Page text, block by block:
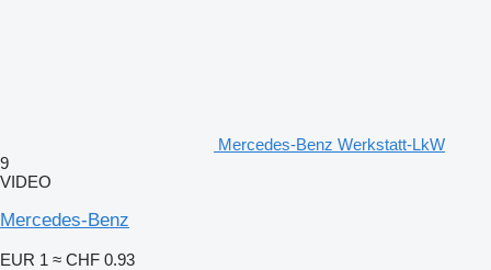
Mercedes-Benz Werkstatt-LkW
9
VIDEO
Mercedes-Benz
EUR 1 ≈ CHF 0.93